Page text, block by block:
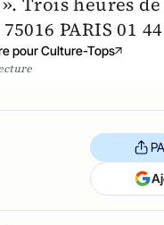
PARIS 01 44
pour Culture-Tops